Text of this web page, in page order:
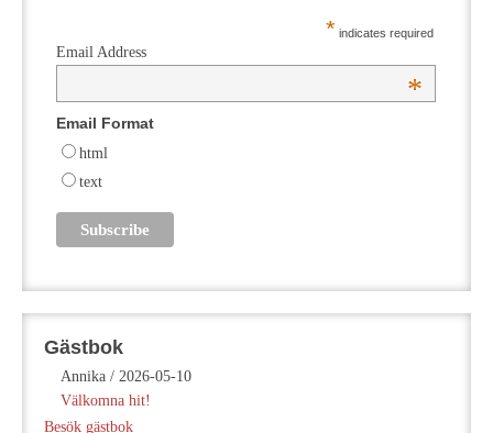
* indicates required
Email Address
*
Email Format
html
text
Gästbok
Annika / 2026-05-10
Välkomna hit!
Besök gästbok